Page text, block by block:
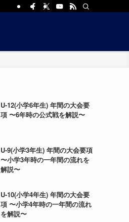
U-12(小学6年生) 年間の大会要
項 〜6年時の公式戦を解説〜
U-9(小学3年生) 年間の大会要項
〜小学3年時の一年間の流れを
解説〜
U-10(小学4年生) 年間の大会要
項 〜小学4年時の一年間の流れ
を解説〜